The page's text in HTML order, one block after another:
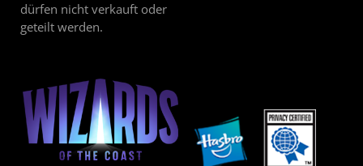
dürfen nicht verkauft oder
geteilt werden.